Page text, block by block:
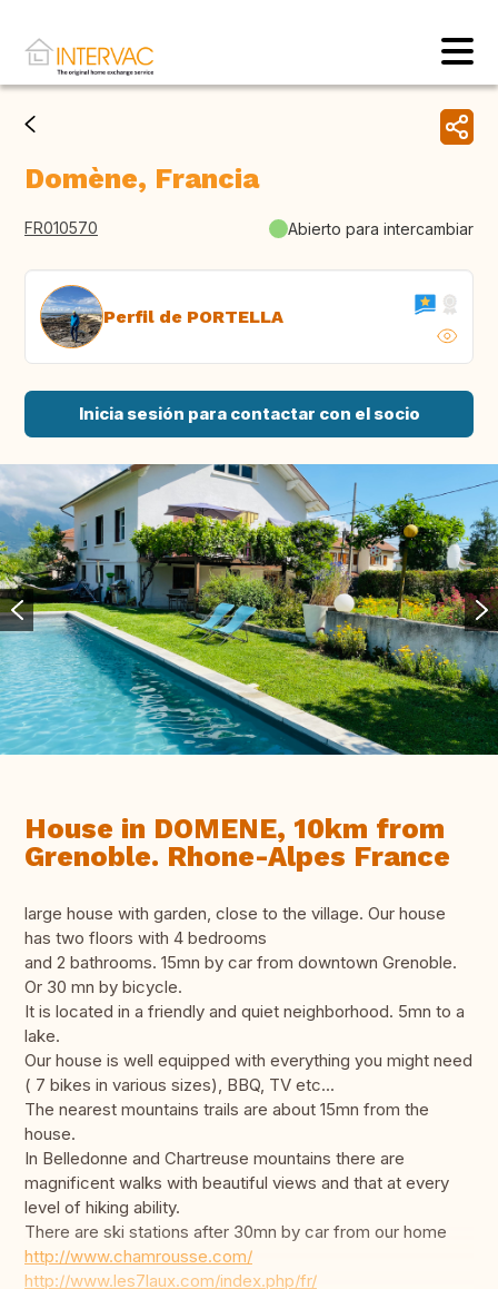
Domène, Francia
FR010570 Abierto para intercambiar
Perfil de PORTELLA
Inicia sesión para contactar con el socio
House in DOMENE, 10km from
Grenoble. Rhone-Alpes France
large house with garden, close to the village. Our house
has two floors with 4 bedrooms
and 2 bathrooms. 15mn by car from downtown Grenoble.
Or 30 mn by bicycle.
It is located in a friendly and quiet neighborhood. 5mn to a
lake.
Our house is well equipped with everything you might need
( 7 bikes in various sizes), BBQ, TV etc...
The nearest mountains trails are about 15mn from the
house.
In Belledonne and Chartreuse mountains there are
magnificent walks with beautiful views and that at every
level of hiking ability.
There are ski stations after 30mn by car from our home
http://www.chamrousse.com/
http://www.les7laux.com/index.php/fr/